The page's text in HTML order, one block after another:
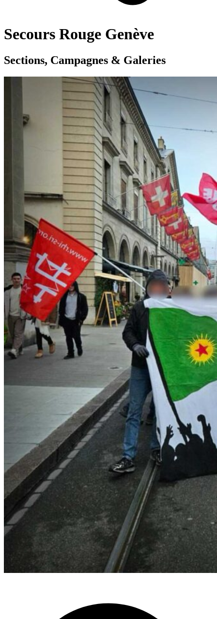
Secours Rouge Genève
Sections, Campagnes & Galeries